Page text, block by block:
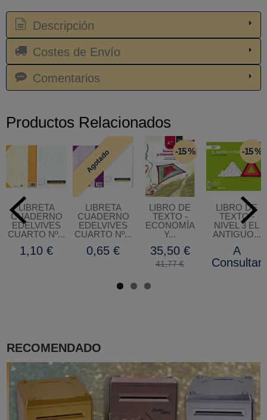
RECOMENDADO
Descripción
Costes de Envío
Comentarios
Productos Relacionados
LIBRETA
CUADERNO
EDELVIVES
CUARTO Nº...
1,10 €
Agotado
LIBRETA
CUADERNO
EDELVIVES
CUARTO Nº...
0,65 €
-15 %
LIBRO DE
TEXTO -
ECONOMÍA
Y...
35,50 €
41,77 €
-15 %
LIBRO DE
TEXTO -
NIVEL 3 EL
ANTIGUO...
A
Consultar